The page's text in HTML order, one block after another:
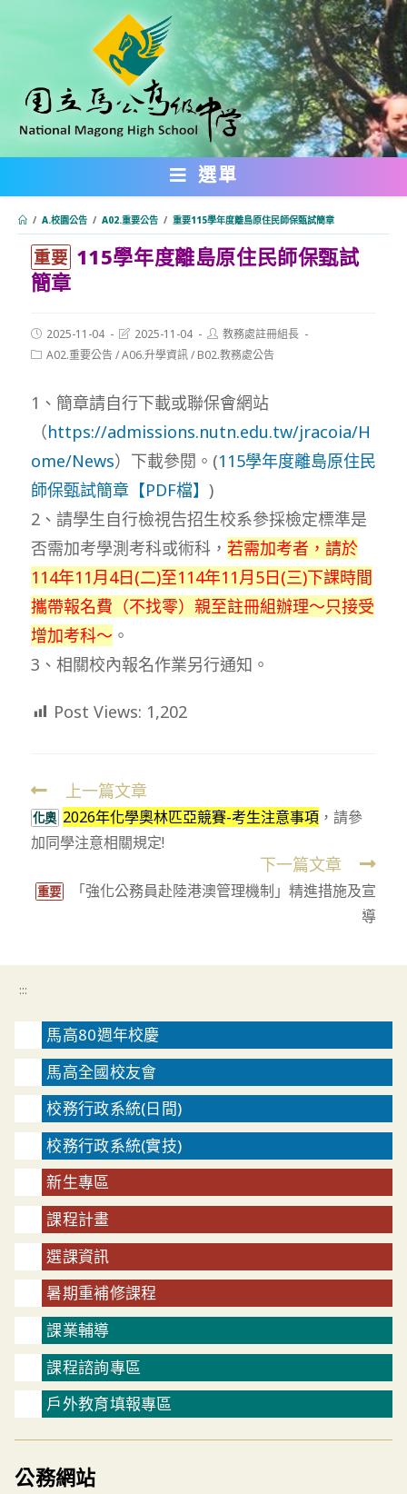
內
選單
/ A.校園公告 / A02.重要公告 / 重要115學年度離島原住民師保甄試簡章
重要 115學年度離島原住民師保甄試
簡章
Post
published:
2025-11-04
Post
modified:
2025-11-04
Post
author:
教務處註冊組長
PostA02.重要公告/A06.升學資訊/ B02.教務處公告
1、簡章請自行下載或聯保會網站
（https://admissions.nutn.edu.tw/jracoia/H
ome/News）下載參閱。(115學年度離島原住民
師保甄試簡章【PDF檔】 )
2、請學生自行檢視告招生校系參採檢定標準是
否需加考學測考科或術科， 若需加考者，請於
114年11月4日(二)至114年11月5日(三)下課時間
攜帶報名費（不找零）親至註冊組辦理～只接受
增加考科～ 。
3、相關校內報名作業另行通知。
Post Views: 1,202
Read
more
articles
上一篇文章
化奧 2026年化學奧林匹亞競賽-考生注意事項 ，請參
加同學注意相關規定!
下一篇文章
重要
「強化公務員赴陸港澳管理機制」精進措施及宣
導
:::
馬高80週年校慶
馬高全國校友會
校務行政系統(日間)
校務行政系統(實技)
新生專區
課程計畫
選課資訊
暑期重補修課程
課業輔導
課程諮詢專區
戶外教育填報專區
公務網站